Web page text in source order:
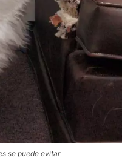
se puede evitar